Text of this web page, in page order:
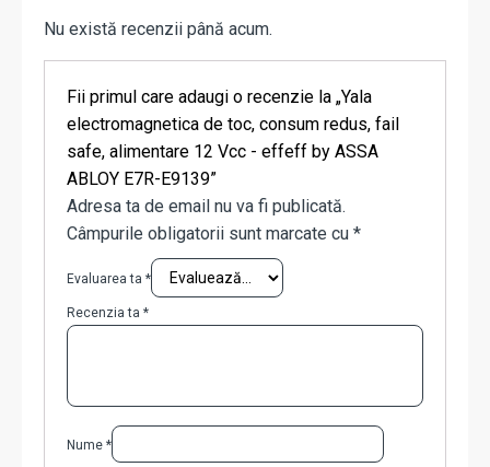
Nu există recenzii până acum.
Fii primul care adaugi o recenzie la „Yala
electromagnetica de toc, consum redus, fail
safe, alimentare 12 Vcc - effeff by ASSA
ABLOY E7R-E9139”
Adresa ta de email nu va fi publicată.
Câmpurile obligatorii sunt marcate cu *
Evaluarea ta *
Recenzia ta *
Nume *